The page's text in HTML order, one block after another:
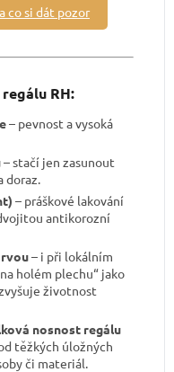
co si dát pozor
RH:
– pevnost a vysoká
– stačí jen zasunout
doraz.
– práškové lakování
antikorozní
– i při lokálním
holém plechu“ jako
životnost
nosnost regálu
těžkých úložných
či materiál.